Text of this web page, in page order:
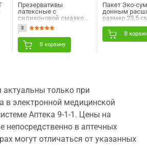
Презервативы
латексные с
силиконовой смазкой
DUREX (Дюрекс)
Invisible (Инвизибл)
Extra Lube ультратонкие
с дополнительной
смазкой 3 шт
3
В корзину
Пакет Эко-
донным
размер 23,5
В
только при
в электронной медицинской
Аптека 9-1-1. Цены на
непосредственно в аптечных
могут отличаться от указанных